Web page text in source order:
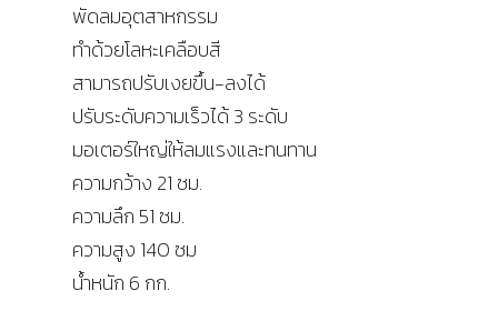
พัดลมอุตสาหกรรม
ทำด้วยโลหะเคลือบสี
สามารถปรับเงยขึ้น-ลงได้
ปรับระดับความเร็วได้ 3 ระดับ
มอเตอร์ใหญ่ให้ลมแรงและทนทาน
ความกว้าง 21 ซม.
ความลึก 51 ซม.
ความสูง 140 ซม
น้ำหนัก 6 กก.